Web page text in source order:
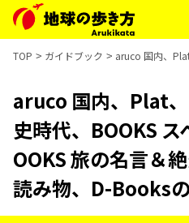
TOP ガイドブック aruco 国内、
aruco 国内、Plat
史時代、BOOKS
OOKS 旅の名言＆
読み物、D-Books